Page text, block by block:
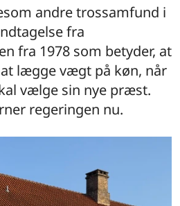
andre trossamfund i
fra
fra 1978 som betyder, at
lægge vægt på køn, når
vælge sin nye præst.
regeringen nu.